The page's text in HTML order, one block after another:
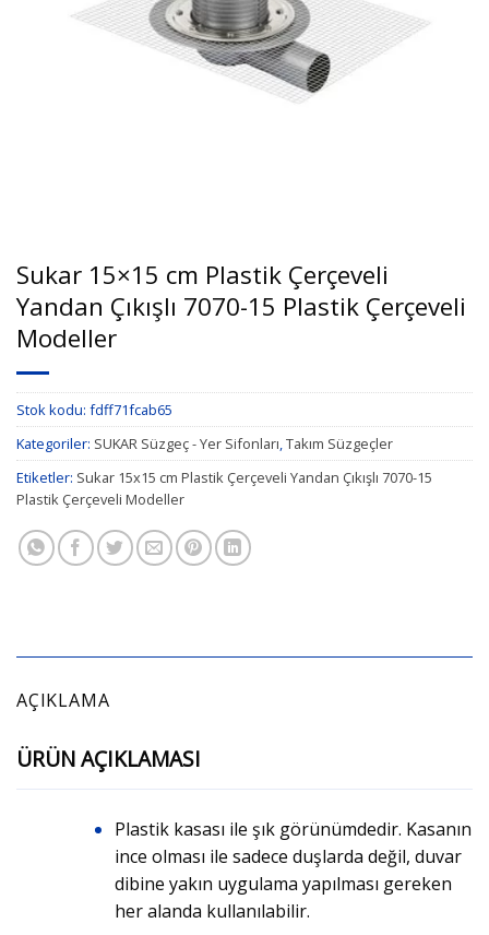
Sukar 15×15 cm Plastik Çerçeveli
Yandan Çıkışlı 7070-15 Plastik Çerçeveli
Modeller
Stok kodu: fdff71fcab65
Kategoriler: SUKAR Süzgeç - Yer Sifonları,Takım Süzgeçler
Etiketler: Sukar 15x15 cm Plastik Çerçeveli Yandan Çıkışlı 7070-15
Plastik Çerçeveli Modeller
AÇIKLAMA
ÜRÜN AÇIKLAMASI
Plastik kasası ile şık görünümdedir. Kasanın
ince olması ile sadece duşlarda değil, duvar
dibine yakın uygulama yapılması gereken
her alanda kullanılabilir.